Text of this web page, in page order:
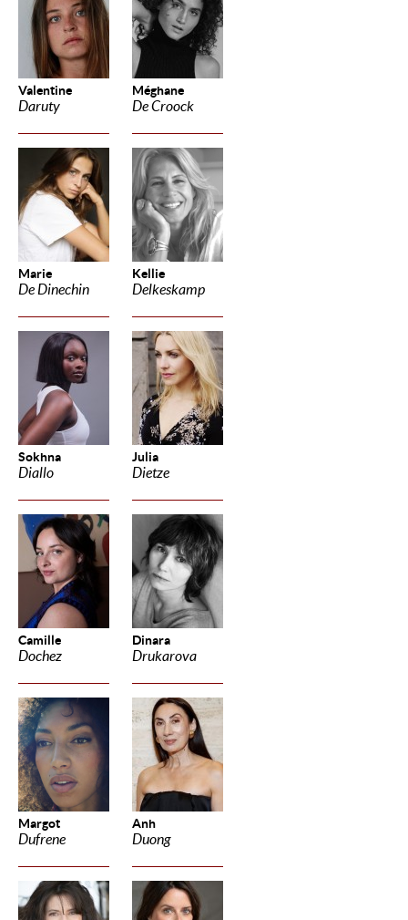
Valentine
Daruty
Méghane
De Croock
Marie
De Dinechin
Kellie
Delkeskamp
Sokhna
Diallo
Julia
Dietze
Camille
Dochez
Dinara
Drukarova
Margot
Dufrene
Anh
Duong